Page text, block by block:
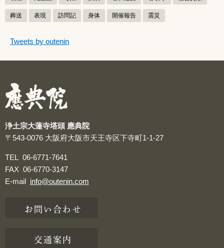
葬送 表現 訪問記 身体 開催報告 震災
つぶやき
つぶやきをスキップする
Tweets by outenin
浄土宗大蓮寺塔頭 應典院
〒543-0076 大阪府大阪市天王寺区下寺町1-1-27
TEL 06-6771-7641
FAX 06-6770-3147
E-mail info@outenin.com
お問い合わせ
交通案内